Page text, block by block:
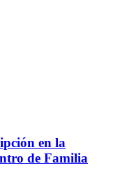
en la
de Familia